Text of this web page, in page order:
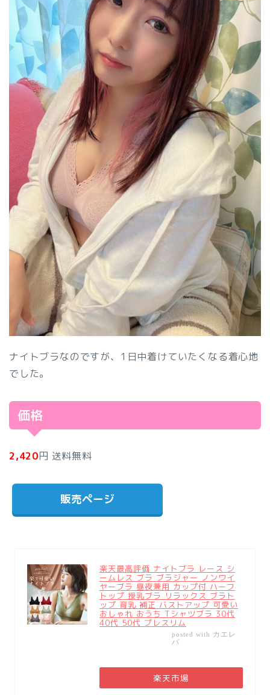
ナイトブラなのですが、1日中着けていたくなる着心地
でした。
価格
2,420円 送料無料
販売ページ
楽天最高評価 ナイトブラ レース シ
ームレス ブラ ブラジャー ノンワイ
ヤーブラ 昼夜兼用 カップ付 ハーフ
トップ 授乳ブラ リラックス ブラト
ップ 育乳 補正 バストアップ 可愛い
おしゃれ おうち Tシャツブラ 30代
40代 50代 プレスリム
posted with カエレ
バ
楽天市場